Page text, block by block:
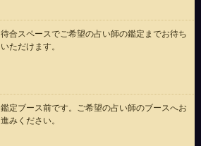
待合スペースでご希望の占い師の鑑定までお待ち
いただけます。
鑑定ブース前です。ご希望の占い師のブースへお
進みください。